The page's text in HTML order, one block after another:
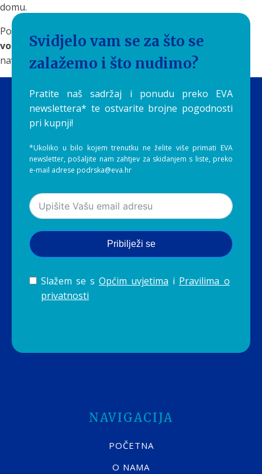
domu.
Posjetite
i odaberite svoj
vodu
. Prekinite pretplatu na plastiku i uložite u zdravu
naviku koja se isplaćuje svakim novim gutljajem!
Svidjelo vam se za što se
zalažemo i što nudimo?
Pratite naš sadržaj i ponudu preko EVA
newslettera* te ostvarite brojne pogodnosti
pri kupnji!
*Ukoliko u bilo kojem trenutku ne želite više primati EVA
newsletter, pošaljite nam zahtjev za skidanjem s liste, preko
e-mail adrese podrska@eva.hr
Pribilježi se
Slažem se s Općim uvjetima i Pravilima o
privatnosti
NAVIGACIJA
POČETNA
O NAMA